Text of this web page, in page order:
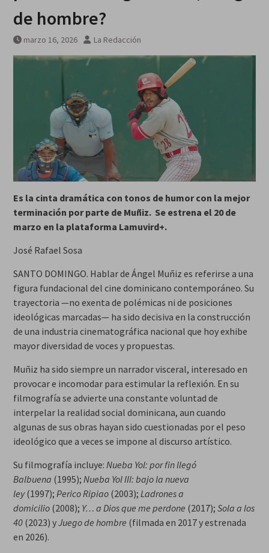
de hombre?
marzo 16, 2026 La Redacción
Es la cinta dramática con tonos de humor con la mejor
terminación por parte de Muñiz. Se estrena el 20 de
marzo en la plataforma Lamuvird+.
José Rafael Sosa
SANTO DOMINGO. Hablar de Ángel Muñiz es referirse a una
figura fundacional del cine dominicano contemporáneo. Su
trayectoria —no exenta de polémicas ni de posiciones
ideológicas marcadas— ha sido decisiva en la construcción
de una industria cinematográfica nacional que hoy exhibe
mayor diversidad de voces y propuestas.
Muñiz ha sido siempre un narrador visceral, interesado en
provocar e incomodar para estimular la reflexión. En su
filmografía se advierte una constante voluntad de
interpelar la realidad social dominicana, aun cuando
algunas de sus obras hayan sido cuestionadas por el peso
ideológico que a veces se impone al discurso artístico.
Su filmografía incluye: Nueba Yol: por fin llegó
Balbuena (1995); Nueba Yol III: bajo la nueva
ley(1997); Perico Ripiao(2003); Ladrones a
domicilio(2008); Y… a Dios que me perdone (2017); Sola a los
40(2023) yJuego de hombre (filmada en 2017 y estrenada
en 2026).